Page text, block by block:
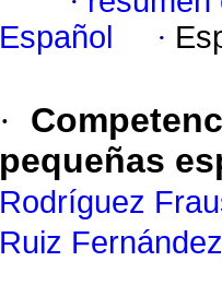
Español
·
·
pequeñas
Rodríguez
Ruiz